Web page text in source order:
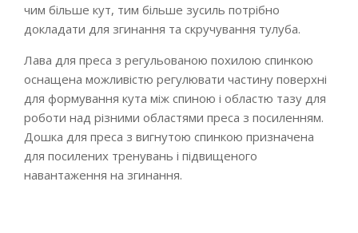
чим більше кут, тим більше зусиль потрібно
докладати для згинання та скручування тулуба.
Лава для преса з регульованою похилою спинкою
оснащена можливістю регулювати частину поверхні
для формування кута між спиною і областю тазу для
роботи над різними областями преса з посиленням.
Дошка для преса з вигнутою спинкою призначена
для посилених тренувань і підвищеного
навантаження на згинання.